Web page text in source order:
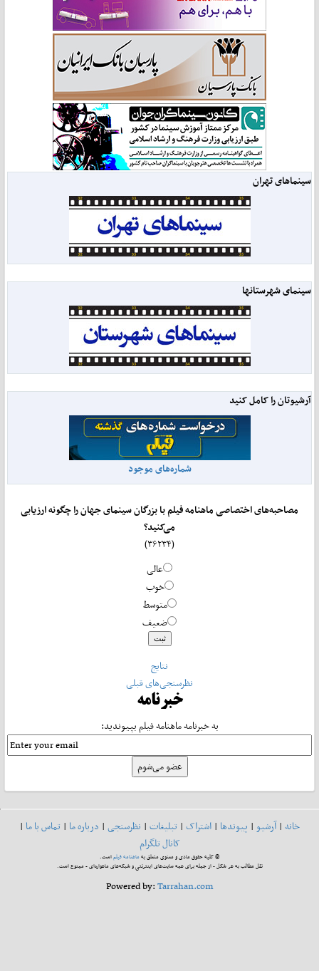
سینماهای تهران
سینمای شهرستانها
آرشیوتان را کامل کنید
شماره‌های موجود
مصاحبه‌های اختصاصی ماهنامه فیلم با بزرگان سینمای جهان را چگونه ارزیابی
می‌کنید؟
عالی
خوب
متوسط
ضعیف
نتایج
نظرسنجی‌های قبلی
خبرنامه
به خبرنامه ماهنامه فیلم بپیوندید:
خانه|آرشیو| پیوندها| اشتراک| تبلیغات| نظرسنجی| درباره ما| تماس با ما|
کانال تلگرام
© کلیه حقوق مادی و معنوی متعلق بهماهنامه فیلماست.
نقل مطالب به هر شکل - از جمله برای همه سایت‌های اینترنتی و شبکه‌های ماهواره‌ای - ممنوع است.
Powered by:Tarrahan.com